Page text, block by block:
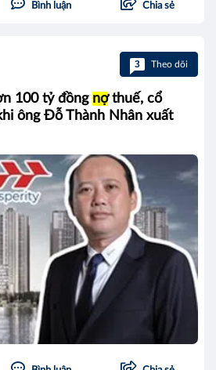
Bình luận Chia sẻ
3 Theo dõi
100 tỷ đồng nợthuế, cổ
ông Đỗ Thành Nhân xuất